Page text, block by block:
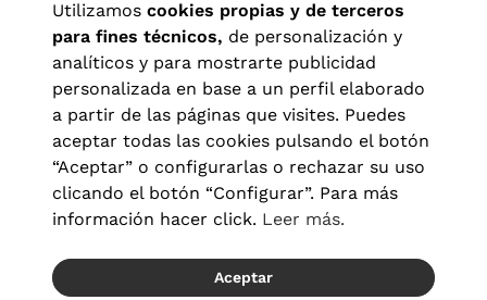
Aviso legal| Política de privacidad Términos y condiciones
Política de cookies|Configuración de cookies
© 2026 Visionlab España
Utilizamos cookies propias y de terceros
para fines técnicos, de personalización y
analíticos y para mostrarte publicidad
personalizada en base a un perfil elaborado
a partir de las páginas que visites. Puedes
aceptar todas las cookies pulsando el botón
“Aceptar” o configurarlas o rechazar su uso
clicando el botón “Configurar”. Para más
información hacer click. Leer más.
Aceptar